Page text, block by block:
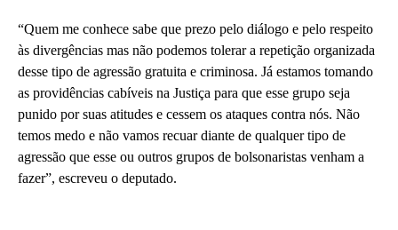
“Quem me conhece sabe que prezo pelo diálogo e pelo respeito
às divergências mas não podemos tolerar a repetição organizada
desse tipo de agressão gratuita e criminosa. Já estamos tomando
as providências cabíveis na Justiça para que esse grupo seja
punido por suas atitudes e cessem os ataques contra nós. Não
temos medo e não vamos recuar diante de qualquer tipo de
agressão que esse ou outros grupos de bolsonaristas venham a
fazer”, escreveu o deputado.